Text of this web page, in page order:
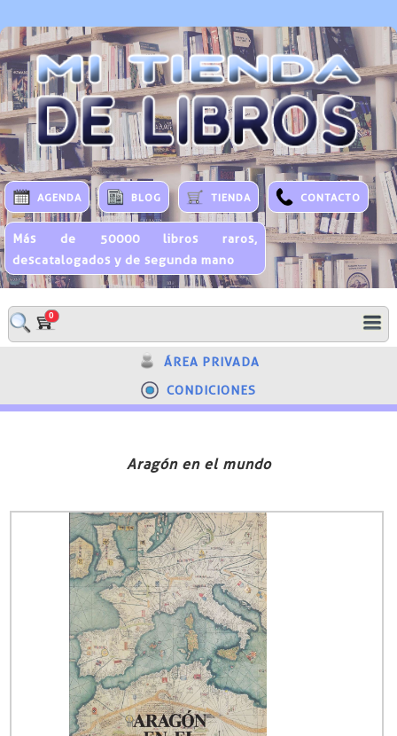
AGENDA BLOG TIENDA CONTACTO
Más de 50000 libros raros,
descatalogados y de segunda mano
0
ÁREA PRIVADA
CONDICIONES
Aragón en el mundo